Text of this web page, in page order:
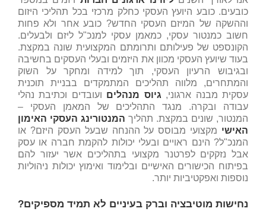
כובעים. כובע היועץ העסקי כחלק מרכזי בכל תהליכי היזום
וההשקה של המיזם העסקי החדש? כובע אחר ולא פחות
חשוב כמנטור עסקי, כמאמן עסקי למנכ"ל ליזם ולבעלים.
הקונספט של פעילותם ותרומתם המקצועית שונה במקצת.
בעוד שיועץ העסקי מכוון את היזמים ובעלי העסקים בחשיבה
ובגיבוש הרעיון העסקי, תוך למידה ומחקר על השוק
והמתחרים, מלווה תהליכים המתמקדים בבניית תוכנית
עסקית מבנה ארגוני, גיוס מנהלים ועובדים וכתיבת נהלי
עבודה ובקרה. מנגד התהליכים של המאמן העסקי –
המנטור, שונים במקצת. תהליך המנטורינג העסקי האימון
האישי מקצועי מבוסס על ההנחה שבעל העסק היזם? או
המנכ"ל? הינם ראויים ובעלי יכולות להקמת חברה או עסק
אבל נזקקים לפרטנר מקצועי בתהליכים אשר יעזור להם
בפיתוח הכישורים האישיים ובלימוד ואימוץ יכולות ניהוליות
נוספות ואפקטיביות יותר.
נחישות מוטיבציה וברק בעיניים לא תמיד מספיקים?